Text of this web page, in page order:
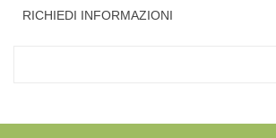
RICHIEDI INFORMAZIONI